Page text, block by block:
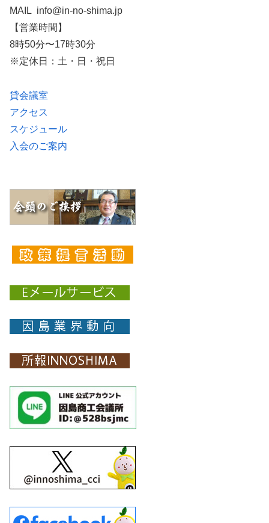
MAIL info@in-no-shima.jp
【営業時間】
8時50分〜17時30分
※定休日：土・日・祝日
貸会議室
アクセス
スケジュール
入会のご案内